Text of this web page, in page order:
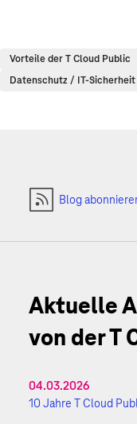
Vorteile der T Cloud Public
Datenschutz / IT-Sicherheit
Blog
Aktuelle
von der T
04.03.2026
10 Jahre T Cloud